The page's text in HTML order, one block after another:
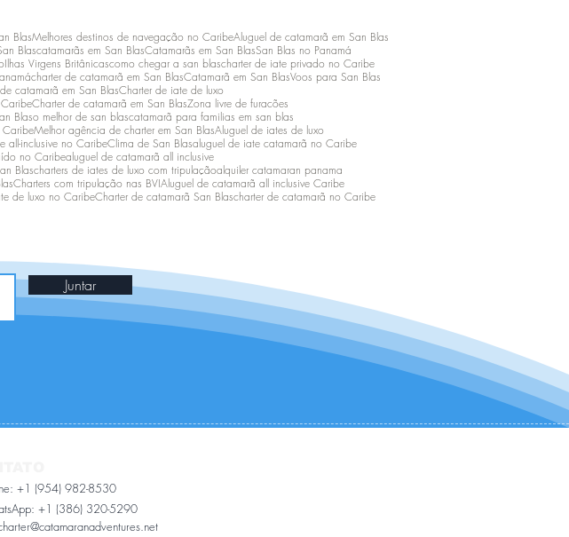
BlasMelhores destinos de navegação no CaribeAluguel de catamarã em San Blas
Blascatamarãs em San BlasCatamarãs em San BlasSan Blas no Panamá
Ilhas Virgens Britânicascomo chegar a san blascharter de iate privado no Caribe
charter de catamarã em San BlasCatamarã em San BlasVoos para San Blas
catamarã em San BlasCharter de iate de luxo
Charter de catamarã em San BlasZona livre de furacões
Blaso melhor de san blascatamarã para familias em san blas
CaribeMelhor agência de charter em San BlasAluguel de iates de luxo
all-inclusive no CaribeClima de San Blasaluguel de iate catamarã no Caribe
no Caribealuguel de catamarã all inclusive
Blascharters de iates de luxo com tripulaçãoalquiler catamaran panama
Charters com tripulação nas BVIAluguel de catamarã all inclusive Caribe
de luxo no CaribeCharter de catamarã San Blascharter de catamarã no Caribe
Juntar
+1 (954) 982-8530
+1 (386) 320-5290